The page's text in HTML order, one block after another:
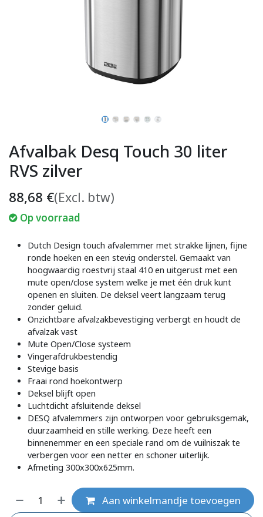
Afvalbak Desq Touch 30 liter
RVS zilver
88,68 €(Excl. btw)
Op voorraad
Dutch Design touch afvalemmer met strakke lijnen, fijne
ronde hoeken en een stevig onderstel. Gemaakt van
hoogwaardig roestvrij staal 410 en uitgerust met een
mute open/close system welke je met één druk kunt
openen en sluiten. De deksel veert langzaam terug
zonder geluid.
Onzichtbare afvalzakbevestiging verbergt en houdt de
afvalzak vast
Mute Open/Close systeem
Vingerafdrukbestendig
Stevige basis
Fraai rond hoekontwerp
Deksel blijft open
Luchtdicht afsluitende deksel
DESQ afvalemmers zijn ontworpen voor gebruiksgemak,
duurzaamheid en stille werking. Deze heeft een
binnenemmer en een speciale rand om de vuilniszak te
verbergen voor een netter en schoner uiterlijk.
Afmeting 300x300x625mm.
Aan winkelmandje toevoegen